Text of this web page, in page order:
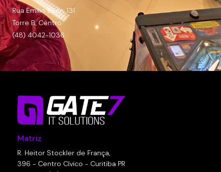
Rua Emílio Blum, 131
Torre B, Centro
(48) 4042-1036
Matriz
R. Heitor Stockler de França,
396 - Centro Cívico - Curitiba PR